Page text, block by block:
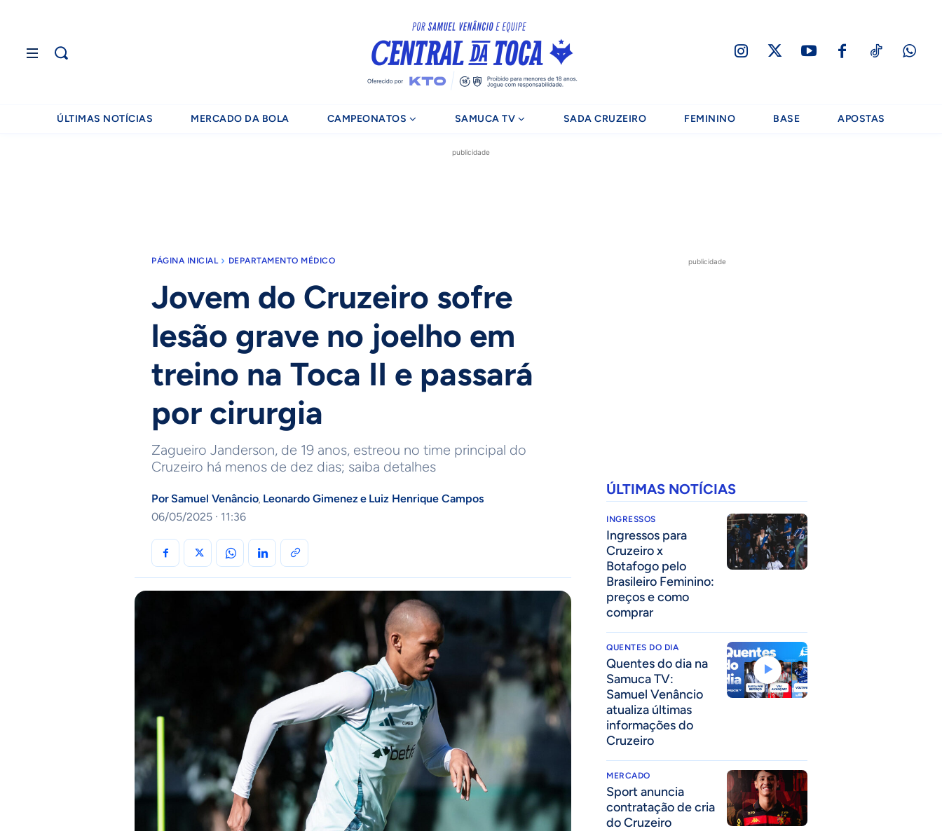
ÚLTIMAS NOTÍCIAS MERCADO DA BOLA CAMPEONATOS SAMUCA TV SADA CRUZEIRO FEMININO BASE APOSTAS
publicidade
PÁGINA INICIAL DEPARTAMENTO MÉDICO
Jovem do Cruzeiro sofre
lesão grave no joelho em
treino na Toca II e passará
por cirurgia
Zagueiro Janderson, de 19 anos, estreou no time principal do
Cruzeiro há menos de dez dias; saiba detalhes
Por Samuel Venâncio Leonardo Gimeneze Luiz Henrique Campos
06/05/2025 · 11:36
publicidade
ÚLTIMAS NOTÍCIAS
INGRESSOS
Ingressos para
Cruzeiro x
Botafogo pelo
Brasileiro Feminino:
preços e como
comprar
QUENTES DO DIA
Quentes do dia na
Samuca TV:
Samuel Venâncio
atualiza últimas
informações do
Cruzeiro
MERCADO
Sport anuncia
contratação de cria
do Cruzeiro